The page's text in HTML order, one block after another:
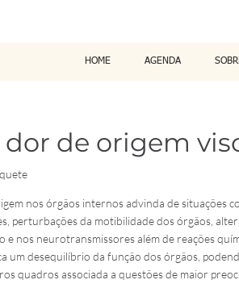
HOME AGENDA
nos órgãos internos advinda de situações
perturbações da motibilidade dos órgãos,
e nos neurotransmissores além de reações
um desequilíbrio da função dos órgãos,
quadros associada a questões de maior
dor de origem